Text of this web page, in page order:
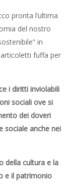
pronta l’ultima
del nostro
in
fuffa per
i diritti inviolabili
sociali ove si
dei doveri
sociale an­che nei
della cultura e la
e il patrimonio